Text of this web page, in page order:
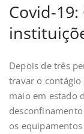
Covid-
Depois de três
travar o contágio
maio em estado
os